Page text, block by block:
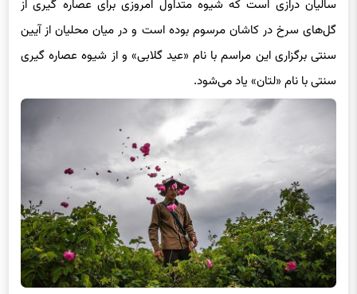
سالیان درازی است که شیوه متداول امروزی برای عصاره گیری از
گل‌های سرخ در کاشان مرسوم بوده است و در میان محلیان از آیین
سنتی برگزاری این مراسم با نام «عید گلابی» و از شیوه عصاره گیری
سنتی با نام «لتان» یاد می‌شود.